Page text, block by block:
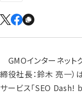
GMOインターネット
締役社長：鈴木 亮一）
サービス「SEO Dash!